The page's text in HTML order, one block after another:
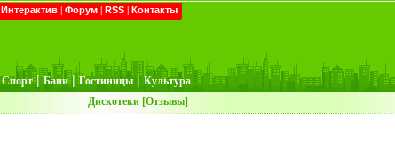
Интерактив | Форум | RSS | Контакты
Спорт | Бани | Гостиницы | Культура
Дискотеки [Отзывы]